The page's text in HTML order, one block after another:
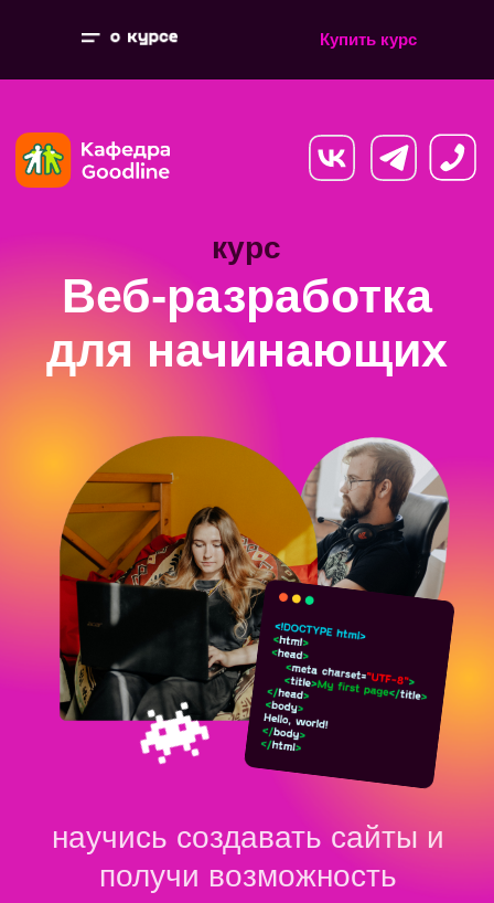
Купить курс
для начинающих
научись создавать сайты и
получи возможность
трудоустроиться в IT-
компанию
НАЧАТЬ УЧИТЬСЯ БЕСПЛАТНО
курс
Начни учиться уже сейчас